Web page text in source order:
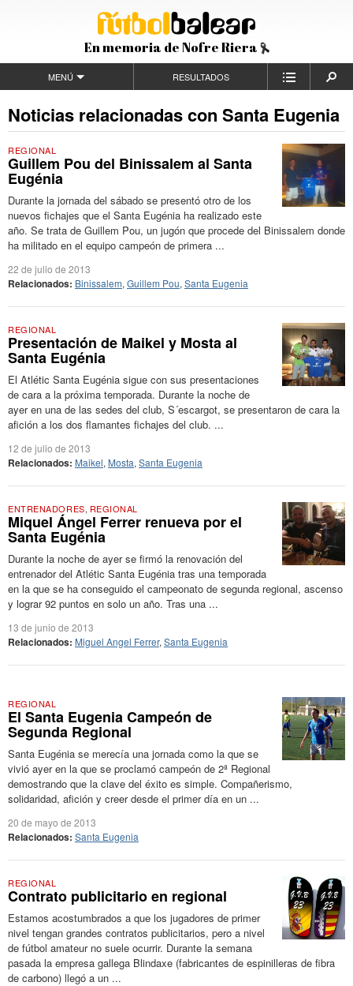
En memoria de Nofre Riera
MENÚ RESULTADOS
Noticias relacionadas con Santa Eugenia
REGIONAL
Guillem Pou del Binissalem al Santa
Eugénia
Durante la jornada del sábado se presentó otro de los
nuevos fichajes que el Santa Eugénia ha realizado este
año. Se trata de Guillem Pou, un jugón que procede del Binissalem donde
ha militado en el equipo campeón de primera ...
22 de julio de 2013
Relacionados: Binissalem, Guillem Pou, Santa Eugenia
REGIONAL
Presentación de Maikel y Mosta al
Santa Eugénia
El Atlétic Santa Eugénia sigue con sus presentaciones
de cara a la próxima temporada. Durante la noche de
ayer en una de las sedes del club, S´escargot, se presentaron de cara la
afición a los dos flamantes fichajes del club. ...
12 de julio de 2013
Relacionados: Maikel, Mosta, Santa Eugenia
ENTRENADORES, REGIONAL
Miquel Ángel Ferrer renueva por el
Santa Eugénia
Durante la noche de ayer se firmó la renovación del
entrenador del Atlétic Santa Eugénia tras una temporada
en la que se ha conseguido el campeonato de segunda regional, ascenso
y lograr 92 puntos en solo un año. Tras una ...
13 de junio de 2013
Relacionados: Miguel Angel Ferrer, Santa Eugenia
REGIONAL
El Santa Eugenia Campeón de
Segunda Regional
Santa Eugénia se merecía una jornada como la que se
vivió ayer en la que se proclamó campeón de 2ª Regional
demostrando que la clave del éxito es simple. Compañerismo,
solidaridad, afición y creer desde el primer día en un ...
20 de mayo de 2013
Relacionados: Santa Eugenia
REGIONAL
Contrato publicitario en regional
Estamos acostumbrados a que los jugadores de primer
nivel tengan grandes contratos publicitarios, pero a nivel
de fútbol amateur no suele ocurrir. Durante la semana
pasada la empresa gallega Blindaxe (fabricantes de espinilleras de fibra
de carbono) llegó a un ...